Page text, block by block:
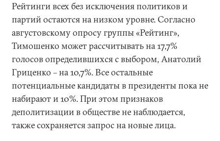
Рейтинги всех без исключения политиков и
партий остаются на низком уровне. Согласно
августовскому опросу группы «Рейтинг»,
Тимошенко может рассчитывать на 17,7%
голосов определившихся с выбором, Анатолий
Гриценко – на 10,7%. Все остальные
потенциальные кандидаты в президенты пока не
набирают и 10%. При этом признаков
деполитизации в обществе не наблюдается,
также сохраняется запрос на новые лица.